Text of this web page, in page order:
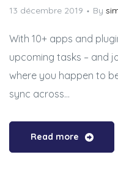
13 décembre 2019 By
With 10+ apps and
upcoming tasks – and
where you happen to
sync across…
Read more